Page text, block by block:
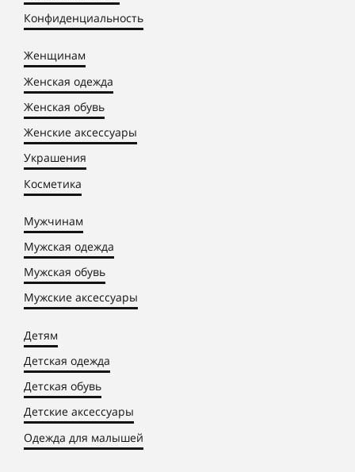
Конфиденциальность
Женщинам
Женская одежда
Женская обувь
Женские аксессуары
Украшения
Косметика
Мужчинам
Мужская одежда
Мужская обувь
Мужские аксессуары
Детям
Детская одежда
Детская обувь
Детские аксессуары
Одежда для малышей